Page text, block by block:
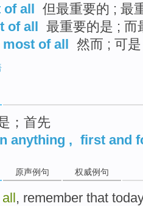
of all 但最重要的 ; 最
of all 最重要的是 ; 而
of all 然而 ; 可是
；首先
anything , first and
原声例句 权威例句
all, remember that